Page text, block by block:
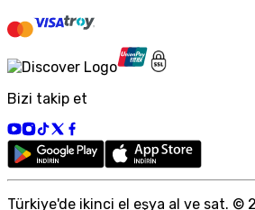
Bizi takip et
Türkiye'de ikinci el eşya al ve sat. ©